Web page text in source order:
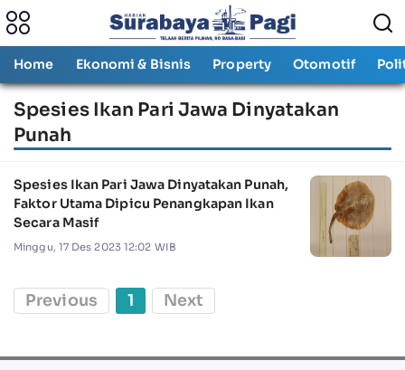
Home Ekonomi & Bisnis Property Otomotif
Spesies Ikan Pari Jawa Dinyatakan
Punah
Spesies Ikan Pari Jawa Dinyatakan Punah,
Faktor Utama Dipicu Penangkapan Ikan
Secara Masif
Minggu, 17 Des 2023 12:02 WIB
Previous 1 Next